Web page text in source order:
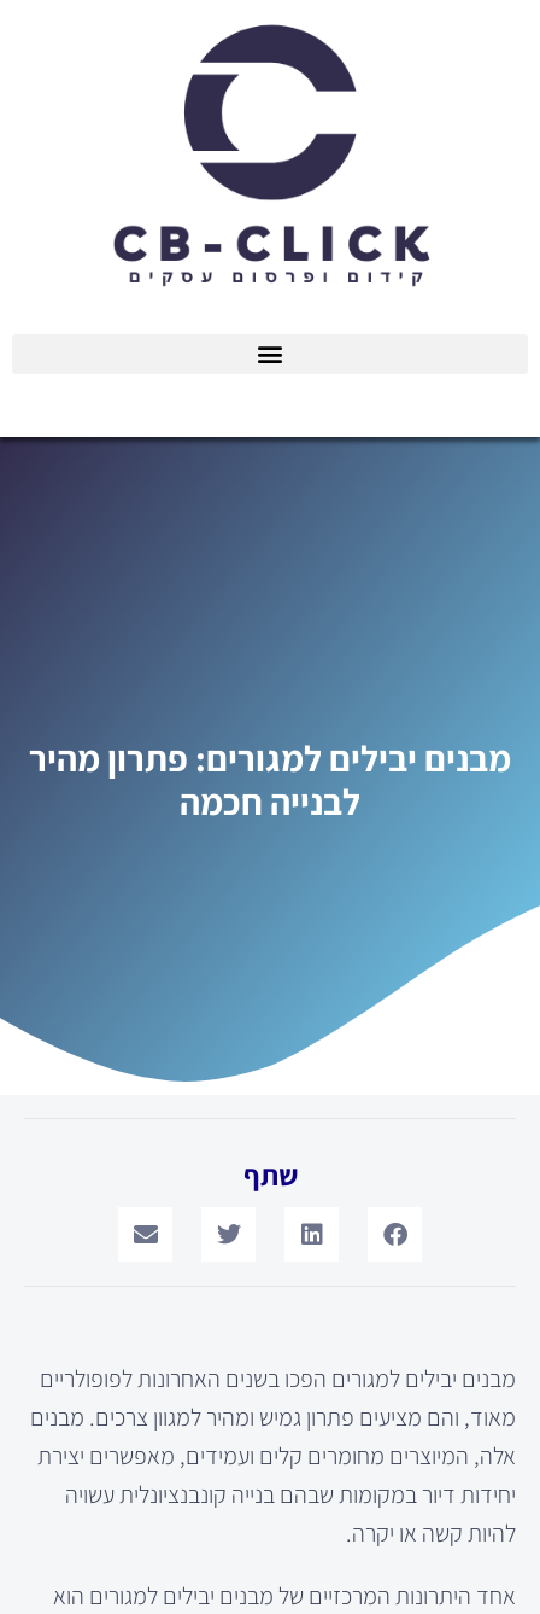
מבנים יבילים למגורים: פתרון מהיר
לבנייה חכמה
שתף
מבנים יבילים למגורים הפכו בשנים האחרונות לפופולריים
מאוד, והם מציעים פתרון גמיש ומהיר למגוון צרכים. מבנים
אלה, המיוצרים מחומרים קלים ועמידים, מאפשרים יצירת
יחידות דיור במקומות שבהם בנייה קונבנציונלית עשויה
להיות קשה או יקרה.
אחד היתרונות המרכזיים של מבנים יבילים למגורים הוא